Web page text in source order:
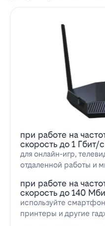
при работе на
скорость до 1 Гбит/с
для онлайн-игр,
отдаленной работы и
при работе на
скорость до 140
используйте
принтеры и другие